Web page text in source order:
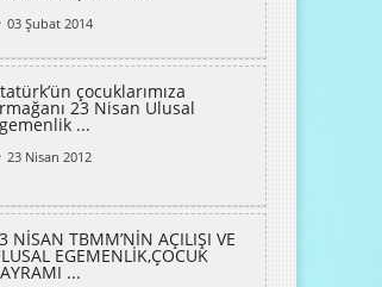
Atatürk’ün çocuklarımıza
23 Nisan Ulusal
...
23 NİSAN TBMM’NİN AÇILIŞI VE
EGEMENLİK,ÇOCUK
...